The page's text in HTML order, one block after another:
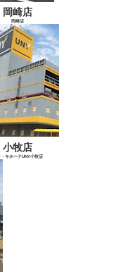
岡崎店
岡崎店
小牧店
・キホーテUNY小牧店